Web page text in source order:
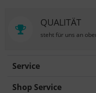
QUALITÄT
steht für uns an
Service
Shop Service